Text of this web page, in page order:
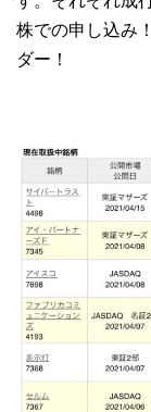
株での申し込み
ダー！